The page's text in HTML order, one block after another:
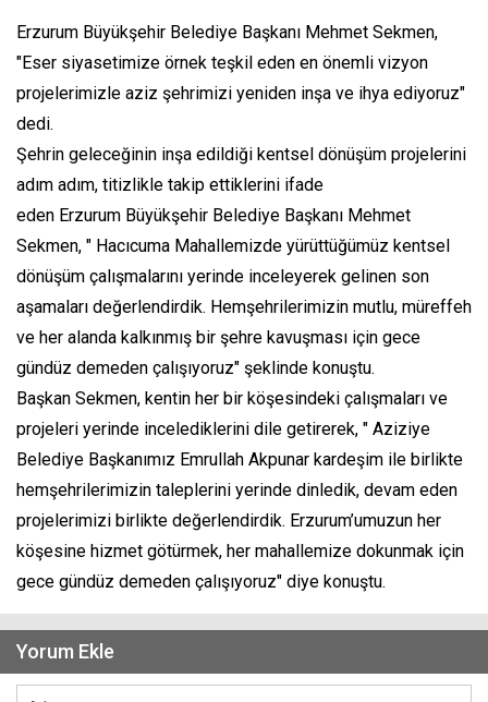
Erzurum Büyükşehir Belediye Başkanı Mehmet Sekmen,
"Eser siyasetimize örnek teşkil eden en önemli vizyon
projelerimizle aziz şehrimizi yeniden inşa ve ihya ediyoruz"
dedi.
Şehrin geleceğinin inşa edildiği kentsel dönüşüm projelerini
adım adım, titizlikle takip ettiklerini ifade
eden Erzurum Büyükşehir Belediye Başkanı Mehmet
Sekmen, " Hacıcuma Mahallemizde yürüttüğümüz kentsel
dönüşüm çalışmalarını yerinde inceleyerek gelinen son
aşamaları değerlendirdik. Hemşehrilerimizin mutlu, müreffeh
ve her alanda kalkınmış bir şehre kavuşması için gece
gündüz demeden çalışıyoruz" şeklinde konuştu.
Başkan Sekmen, kentin her bir köşesindeki çalışmaları ve
projeleri yerinde incelediklerini dile getirerek, " Aziziye
Belediye Başkanımız Emrullah Akpunar kardeşim ile birlikte
hemşehrilerimizin taleplerini yerinde dinledik, devam eden
projelerimizi birlikte değerlendirdik. Erzurum’umuzun her
köşesine hizmet götürmek, her mahallemize dokunmak için
gece gündüz demeden çalışıyoruz" diye konuştu.
Yorum Ekle